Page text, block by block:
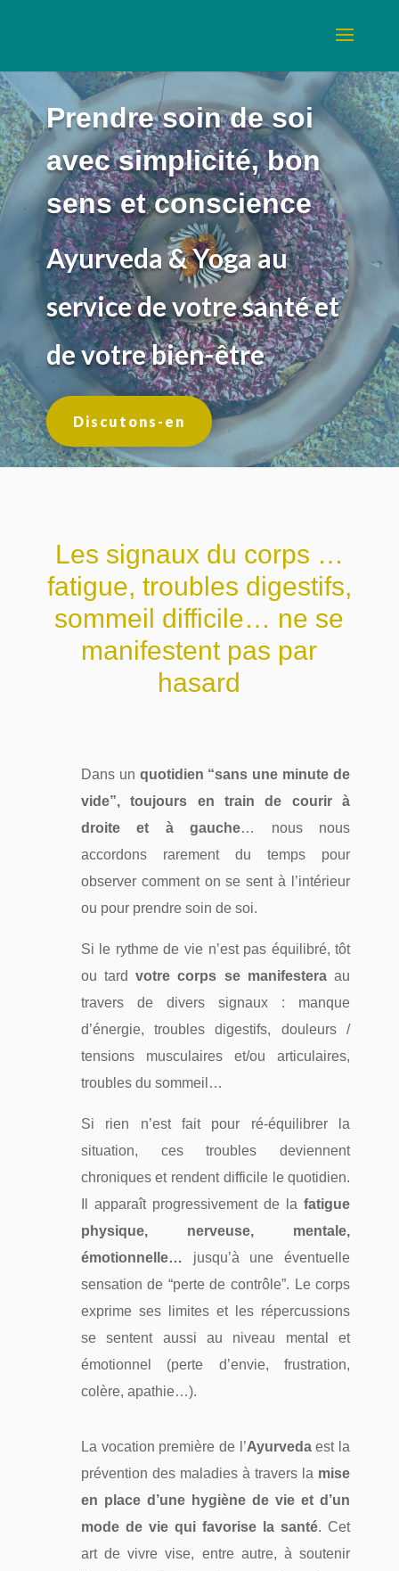
Prendre soin de soi
avec simplicité, bon
sens et conscience
Ayurveda & Yoga au
service de votre santé et
de votre bien-être
Discutons-en
Les signaux du corps …
fatigue, troubles digestifs,
sommeil difficile… ne se
manifestent pas par
hasard
Dans un quotidien “sans une minute de
vide”, toujours en train de courir à
droite et à gauche… nous nous
accordons rarement du temps pour
observer comment on se sent à l’intérieur
ou pour prendre soin de soi.
Si le rythme de vie n’est pas équilibré, tôt
ou tardvotre corps se manifesteraau
travers de divers signaux : manque
d’énergie, troubles digestifs, douleurs /
tensions musculaires et/ou articulaires,
troubles du sommeil…
Si rien n’est fait pour ré-équilibrer la
situation, ces troubles deviennent
chroniques et rendent difficile le quotidien.
Il apparaît progressivement de lafatigue
physique, nerveuse, mentale,
émotionnelle… jusqu’à une éventuelle
sensation de “perte de contrôle”. Le corps
exprime ses limites et les répercussions
se sentent aussi au niveau mental et
émotionnel (perte d’envie, frustration,
colère, apathie…).
La vocation première de l’Ayurvedaest la
prévention des maladies à travers la mise
en place d’une hygiène de vie et d’un
mode de vie qui favorise la santé. Cet
art de vivre vise, entre autre, à soutenir